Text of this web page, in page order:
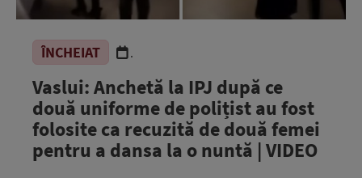
ÎNCHEIAT .
Vaslui: Anchetă la IPJ după ce
două uniforme de polițist au fost
folosite ca recuzită de două femei
pentru a dansa la o nuntă | VIDEO